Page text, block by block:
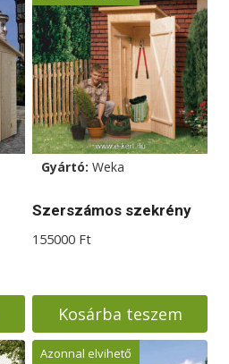
variációja
van.
A
változatok
a
termékoldalon
választhatók
Gyártó: Weka
Szerszámos szekrény
155000 Ft
Kosárba teszem
Azonnal elvihető